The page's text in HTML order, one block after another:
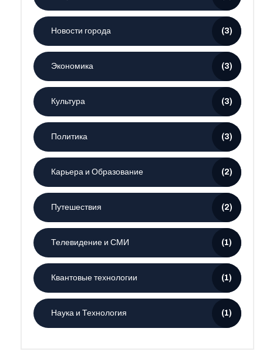
Новости города (3)
Экономика (3)
Культура (3)
Политика (3)
Карьера и Образование (2)
Путешествия (2)
Телевидение и СМИ (1)
Квантовые технологии (1)
Наука и Технология (1)